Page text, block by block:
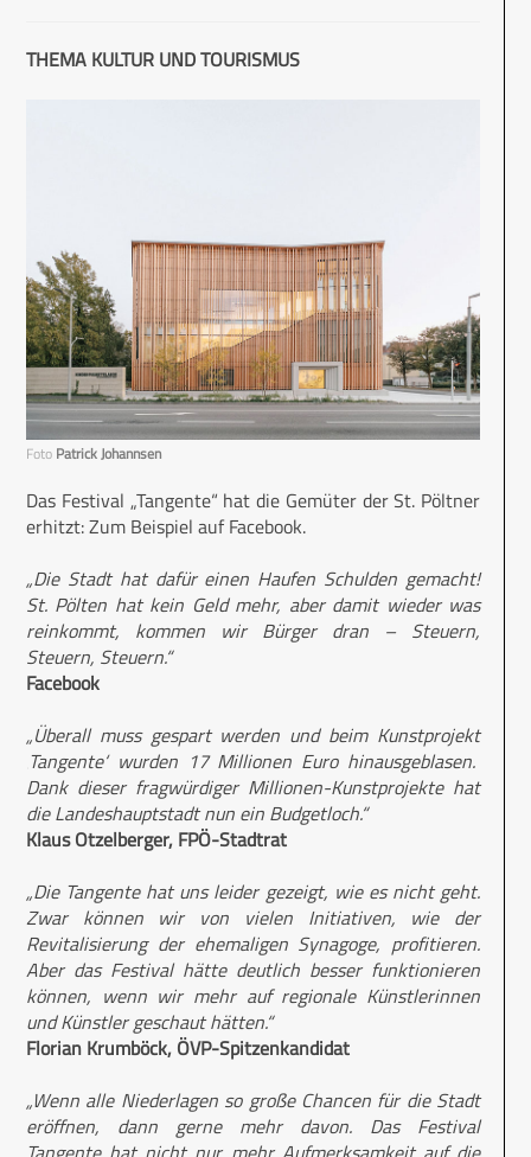
THEMA KULTUR UND TOURISMUS
Foto Patrick Johannsen
Das Festival „Tangente“ hat die Gemüter der St. Pöltner
erhitzt: Zum Beispiel auf Facebook.
„Die Stadt hat dafür einen Haufen Schulden gemacht!
St. Pölten hat kein Geld mehr, aber damit wieder was
reinkommt, kommen wir Bürger dran – Steuern,
Steuern, Steuern.“
Facebook
„Überall muss gespart werden und beim Kunstprojekt
‚Tangente‘ wurden 17 Millionen Euro hinausgeblasen.
Dank dieser fragwürdiger Millionen-Kunstprojekte hat
die Landeshauptstadt nun ein Budgetloch.“
Klaus Otzelberger, FPÖ-Stadtrat
„Die Tangente hat uns leider gezeigt, wie es nicht geht.
Zwar können wir von vielen Initiativen, wie der
Revitalisierung der ehemaligen Synagoge, profitieren.
Aber das Festival hätte deutlich besser funktionieren
können, wenn wir mehr auf regionale Künstlerinnen
und Künstler geschaut hätten.“
Florian Krumböck, ÖVP-Spitzenkandidat
„Wenn alle Niederlagen so große Chancen für die Stadt
eröffnen, dann gerne mehr davon. Das Festival